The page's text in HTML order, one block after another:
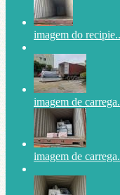
imagem do
imagem de
imagem de